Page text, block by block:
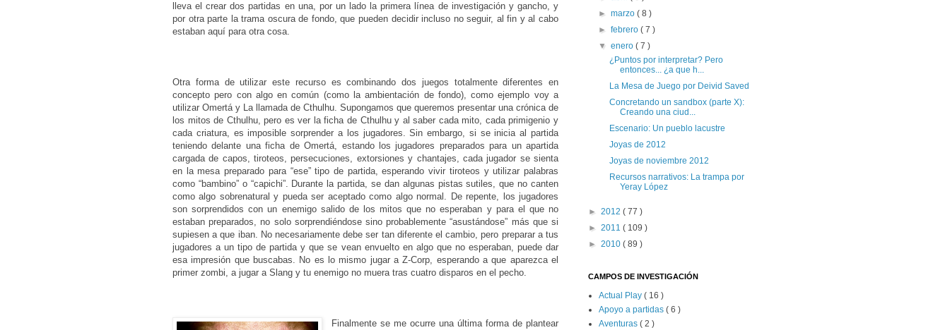
lleva el crear dos partidas en una, por un lado la primera línea de investigación y gancho, y
por otra parte la trama oscura de fondo, que pueden decidir incluso no seguir, al fin y al cabo
estaban aquí para otra cosa.
Otra forma de utilizar este recurso es combinando dos juegos totalmente diferentes en
concepto pero con algo en común (como la ambientación de fondo), como ejemplo voy a
utilizar Omertá y La llamada de Cthulhu. Supongamos que queremos presentar una crónica de
los mitos de Cthulhu, pero es ver la ficha de Cthulhu y al saber cada mito, cada primigenio y
cada criatura, es imposible sorprender a los jugadores. Sin embargo, si se inicia al partida
teniendo delante una ficha de Omertá, estando los jugadores preparados para un apartida
cargada de capos, tiroteos, persecuciones, extorsiones y chantajes, cada jugador se sienta
en la mesa preparado para “ese” tipo de partida, esperando vivir tiroteos y utilizar palabras
como “bambino” o “capichi”. Durante la partida, se dan algunas pistas sutiles, que no canten
como algo sobrenatural y pueda ser aceptado como algo normal. De repente, los jugadores
son sorprendidos con un enemigo salido de los mitos que no esperaban y para el que no
estaban preparados, no solo sorprendiéndose sino probablemente “asustándose” más que si
supiesen a que iban. No necesariamente debe ser tan diferente el cambio, pero preparar a tus
jugadores a un tipo de partida y que se vean envuelto en algo que no esperaban, puede dar
esa impresión que buscabas. No es lo mismo jugar a Z-Corp, esperando a que aparezca el
primer zombi, a jugar a Slang y tu enemigo no muera tras cuatro disparos en el pecho.
Finalmente se me ocurre una última forma de plantear
►marzo( 8 )
►febrero( 7 )
▼enero( 7 )
¿Puntos por interpretar? Pero
entonces... ¿a que h...
La Mesa de Juego por Deivid Saved
Concretando un sandbox (parte X):
Creando una ciud...
Escenario: Un pueblo lacustre
Joyas de 2012
Joyas de noviembre 2012
Recursos narrativos: La trampa por
Yeray López
► 2012 ( 77 )
► 2011 ( 109 )
► 2010 ( 89 )
CAMPOS DE INVESTIGACIÓN
Actual Play ( 16 )
Apoyo a partidas ( 6 )
Aventuras ( 2 )